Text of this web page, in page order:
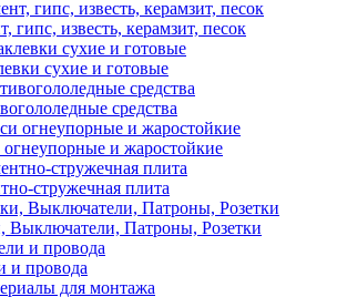
гипс, известь, керамзит, песок
сухие и готовые
средства
и жаростойкие
стружечная плита
Выключатели, Патроны, Розетки
и провода